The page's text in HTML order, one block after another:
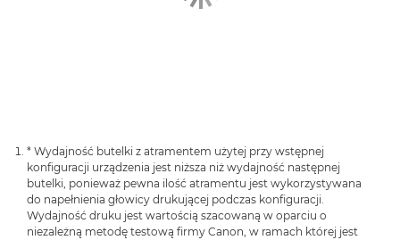
* Wydajność butelki z atramentem użytej przy wstępnej
konfiguracji urządzenia jest niższa niż wydajność następnej
butelki, ponieważ pewna ilość atramentu jest wykorzystywana
do napełnienia głowicy drukującej podczas konfiguracji.
Wydajność druku jest wartością szacowaną w oparciu o
niezależną metodę testową firmy Canon, w ramach której jest